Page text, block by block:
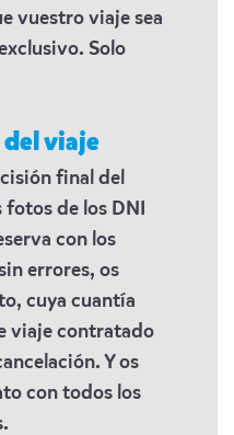
vuestro viaje sea
Solo
viaje
final del
de los DNI
con los
errores, os
cuya cuantía
viaje contratado
Y os
con todos los